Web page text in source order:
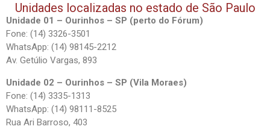
Unidades localizadas no estado de São Paulo
Unidade 01 – Ourinhos – SP (perto do Fórum)
Fone: (14) 3326-3501
WhatsApp: (14) 98145-2212
Av. Getúlio Vargas, 893
Unidade 02 – Ourinhos – SP (Vila Moraes)
Fone: (14) 3335-1313
WhatsApp: (14) 98111-8525
Rua Ari Barroso, 403